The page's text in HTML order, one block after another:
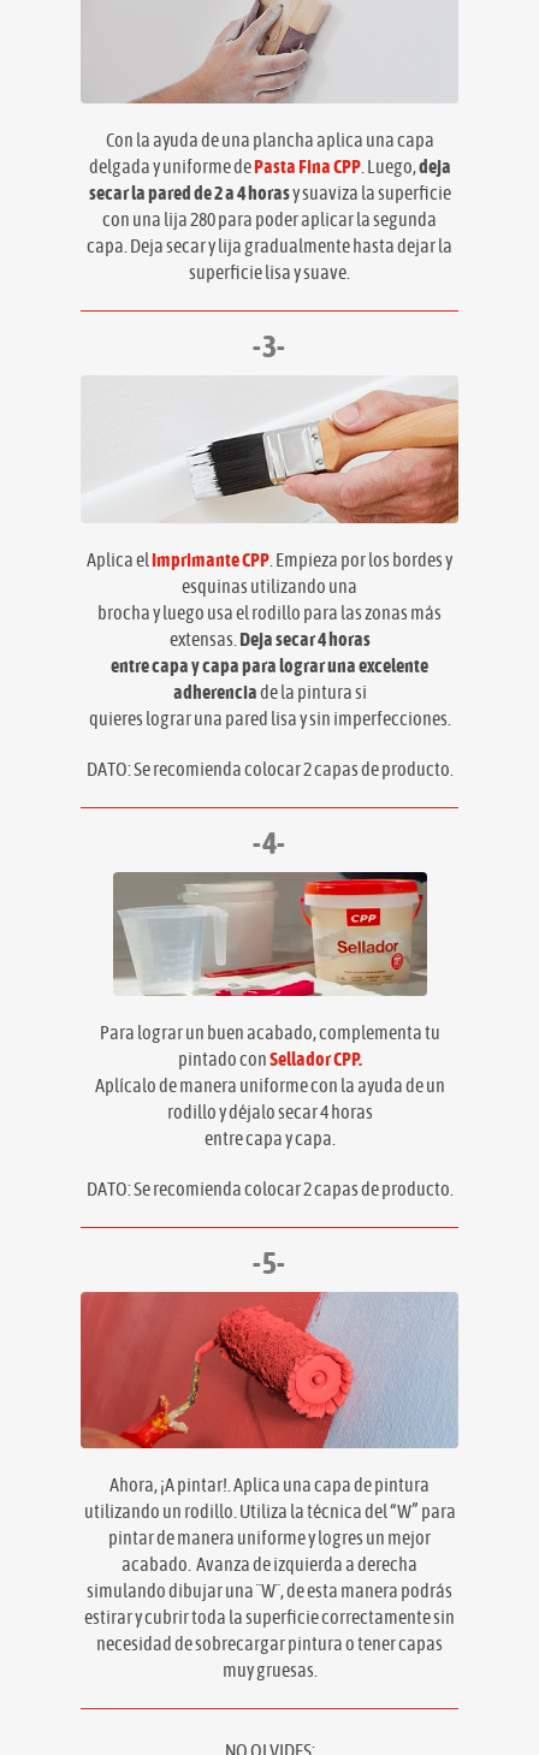
Con la ayuda de una plancha aplica una capa
delgada y uniforme de Pasta Fina CPP. Luego,deja
secar la pared de 2 a 4 horasy suaviza la superficie
con una lija 280 para poder aplicar la segunda
capa. Deja secar y lija gradualmente hasta dejar la
superficie lisa y suave.
-3-
Aplica el Imprimante CPP . Empieza por los bordes y
esquinas utilizando una
brocha y luego usa el rodillo para las zonas más
extensas. Deja secar 4 horas
entre capa y capa para lograr una excelente
adherenciade la pintura si
quieres lograr una pared lisa y sin imperfecciones.
DATO: Se recomienda colocar 2 capas de producto.
-4-
Para lograr un buen acabado, complementa tu
pintado conSellador CPP.
Aplícalo de manera uniforme con la ayuda de un
rodillo y déjalo secar 4 horas
entre capa y capa.
DATO: Se recomienda colocar 2 capas de producto.
-5-
Ahora, ¡A pintar!. Aplica una capa de pintura
utilizando un rodillo. Utiliza la técnica del “W” para
pintar de manera uniforme y logres un mejor
acabado. Avanza de izquierda a derecha
simulando dibujar una ¨W¨, de esta manera podrás
estirar y cubrir toda la superficie correctamente sin
necesidad de sobrecargar pintura o tener capas
muy gruesas.